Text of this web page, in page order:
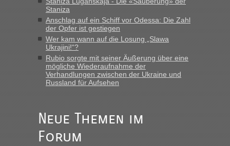
der Erste oder Zweite, egal, nach ca 20 Minuten wurde dann die
nächste Welle...“
Berichte und Reisetipps • Re: An welchem
Grenzübergang zwischen Polen und der Ukraine geht
es am schnellsten?
„Derzeit, ist es überall sehr voll an den Grenzen Ukraine/ Polen. Zb.
Krakovets 100 PKW ca. 10 h Wartezeit. Wollen Montag rüber,
Staniza
Anschlag auf ein Schiff vor Odessa: Die Zahl
der Opfer ist gestiegen
Wer kam wann auf die Losung „Slawa
Ukrajini!“?
Rubio sorgte mit seiner Äußerung über eine
mögliche Wiederaufnahme der
Verhandlungen zwischen der Ukraine und
Russland für Aufsehen
Neue Themen im
Forum